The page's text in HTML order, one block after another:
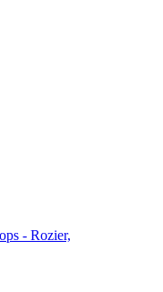
- Rozier,